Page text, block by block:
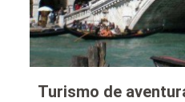
Turismo de